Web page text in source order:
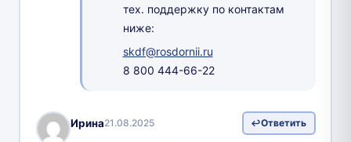
тех. поддержку по контактам
ниже:
skdf@rosdornii.ru
8 800 444-66-22
Ирина21.08.2025 Ответить